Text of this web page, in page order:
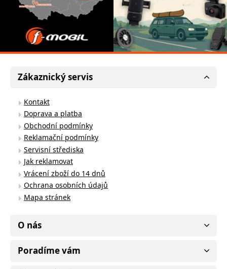
Zákaznický servis
Kontakt
Doprava a platba
Obchodní podmínky
Reklamační podmínky
Servisní střediska
Jak reklamovat
Vrácení zboží do 14 dnů
Ochrana osobních údajů
Mapa stránek
O nás
Poradíme vám